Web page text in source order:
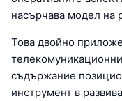
насърчава модел на
Това двойно
съдържание
инструмент в